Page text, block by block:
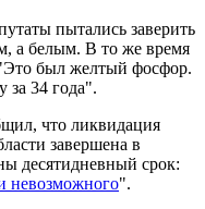
пытались заверить
а белым. В то же время
был желтый фосфор.
за 34 года".
что ликвидация
завершена в
десятидневный срок:
невозможного".